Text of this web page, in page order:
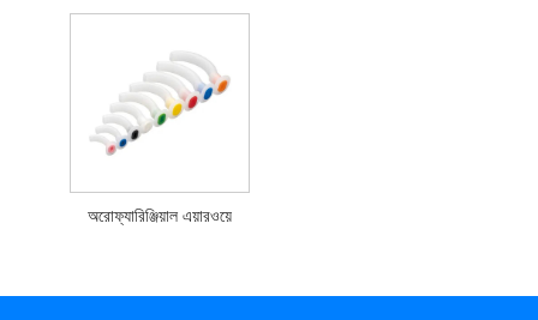
অরোফ্যারিঞ্জিয়াল এয়ারওয়ে